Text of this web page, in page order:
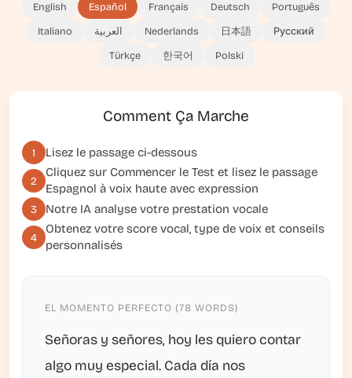
English Español Français Deutsch Português
Italiano العربية Nederlands 日本語 Русский
Türkçe 한국어 Polski
Comment Ça Marche
1 Lisez le passage ci-dessous
2
Cliquez sur Commencer le Test et lisez le passage
Espagnol à voix haute avec expression
3 Notre IA analyse votre prestation vocale
4
Obtenez votre score vocal, type de voix et conseils
personnalisés
EL MOMENTO PERFECTO (78 WORDS)
Señoras y señores, hoy les quiero contar
algo muy especial. Cada día nos